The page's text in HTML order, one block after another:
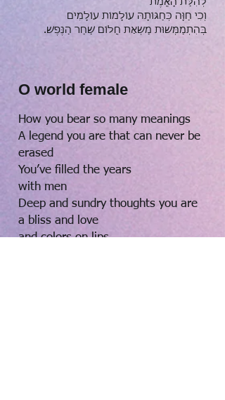
לְהִלַּת הָאֱמֶת
וְכִי חַוָּה כְּחַגּוֹתָהּ עוֹלָמוֹת עוֹלָמִים
בְּהִתְמַמְּשׁוּת מַשְׂאַת חֲלוֹם שַׁחַר הַנֶּפֶשׁ.
O world female
How you bear so many meanings
A legend you are that can never be
erased
You’ve filled the years
with men
Deep and sundry thoughts you are
a bliss and love
and colors on lips